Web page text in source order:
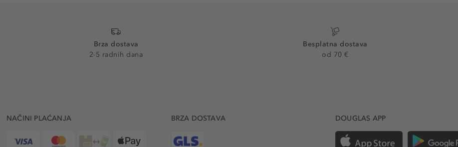
Brza dostava
2-5 radnih dana
Besplatna dostava
od 70 €
NAČINI PLAĆANJA BRZA DOSTAVA DOUGLAS APP